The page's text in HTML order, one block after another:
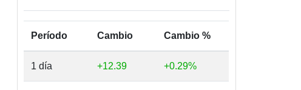
Período Cambio Cambio %
1 día +12.39 +0.29%